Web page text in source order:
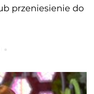
przeniesienie do